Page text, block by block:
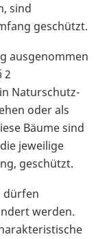
sind
geschützt.
ausgenommen
2
Naturschutz-
oder als
Bäume sind
jeweilige
geschützt.
dürfen
werden.